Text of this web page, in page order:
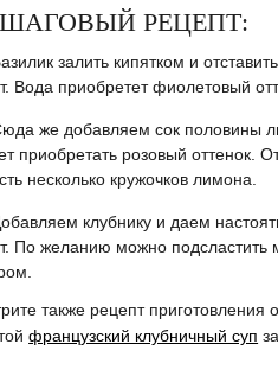
РЕЦЕПТ:
залить кипятком и
Вода приобретет фиолетовый
же добавляем сок половины
приобретать розовый оттенок.
несколько кружочков лимона.
клубнику и даем
По желанию можно подсластить
также рецепт
французский клубничный суп